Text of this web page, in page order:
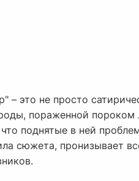
– это не просто
пораженной
поднятые в ней
сюжета, пронизывает